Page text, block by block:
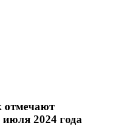
отмечают
2024 года